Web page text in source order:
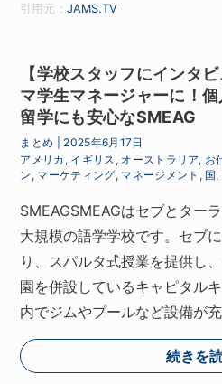
引用元：JAMS.TV
【学校スタッフにインタ
マ学生マネージャーに！
留学にも安心なSMEAG
まとめ
2025年6月17日
アメリカ , イギリス , オーストラリア, お
ン , マーケティング, マネージメント , 国,
SMEAGSMEAGはセブとター
大規模の語学学校です。セブ
り、スパルタ式授業を提供し
園を併設しているキャピタル
内でジムやプールなど設備が
続きを